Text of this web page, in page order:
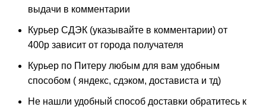
выдачи в комментарии
Курьер СДЭК (указывайте в комментарии) от
400р зависит от города получателя
Курьер по Питеру любым для вам удобным
способом ( яндекс, сдэком, достависта и тд)
Не нашли удобный способ доставки обратитесь к